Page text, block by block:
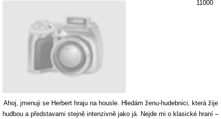
11000
Ahoj, jmenuji se Herbert hraju na housle. Hledám ženu‑hudebnici, která žije
hudbou a představami stejně intenzivně jako já. Nejde mi o klasické hraní –